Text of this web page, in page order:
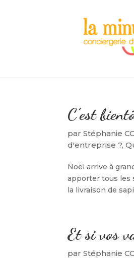
C’est
parStéphanie
d'entreprise ?,
Noël arrive à
apporter tous les
la livraison de
Et si vos
parStéphanie